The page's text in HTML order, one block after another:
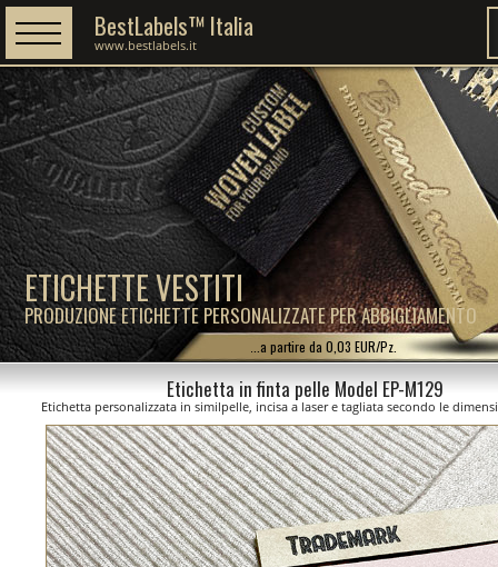
ETICHETTE VESTITI
PRODUZIONE ETICHETTE PERSONALIZZATE PER ABBIGLIAMENTO
BestLabels™ Italia
www.bestlabels.it
...a partire da 0,03 EUR/Pz.
Etichetta in finta pelle Model EP-M129
Etichetta personalizzata in similpelle, incisa a laser e tagliata secondo le